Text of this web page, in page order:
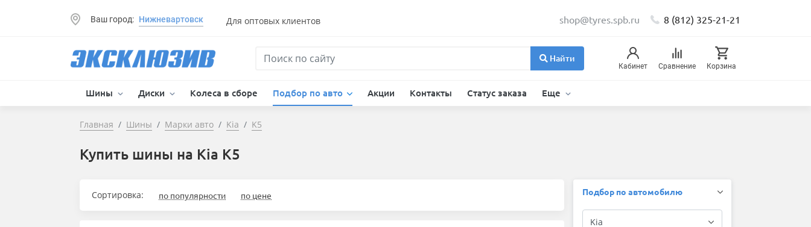
Ваш город: Нижневартовск Для оптовых клиентов shop@tyres.spb.ru 8 (812) 325-21-21
Найти
Кабинет Сравнение Корзина
Шины Диски Колеса в сборе Подбор по авто Акции Контакты Статус заказа Еще
Главная Шины Марки авто Kia K5
Купить шины на Kia K5
Сортировка: по популярности по цене Подбор по автомобилю